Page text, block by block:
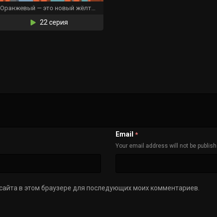
22 серия
Email *
Your email address will not be
в этом браузере для последующих моих комментариев.